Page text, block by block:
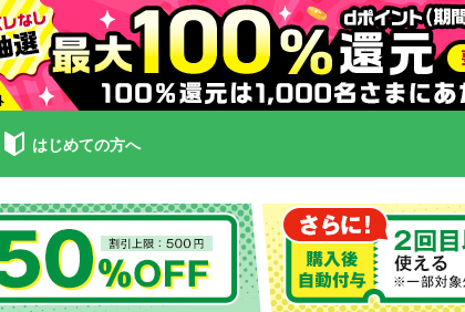
はじめての方へ